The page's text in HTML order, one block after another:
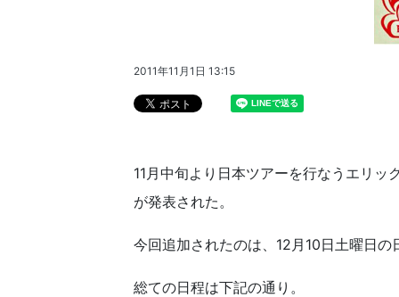
2011年11月1日 13:15
11月中旬より日本ツアーを行なうエリ
が発表された。
今回追加されたのは、12月10日土曜日の
総ての日程は下記の通り。